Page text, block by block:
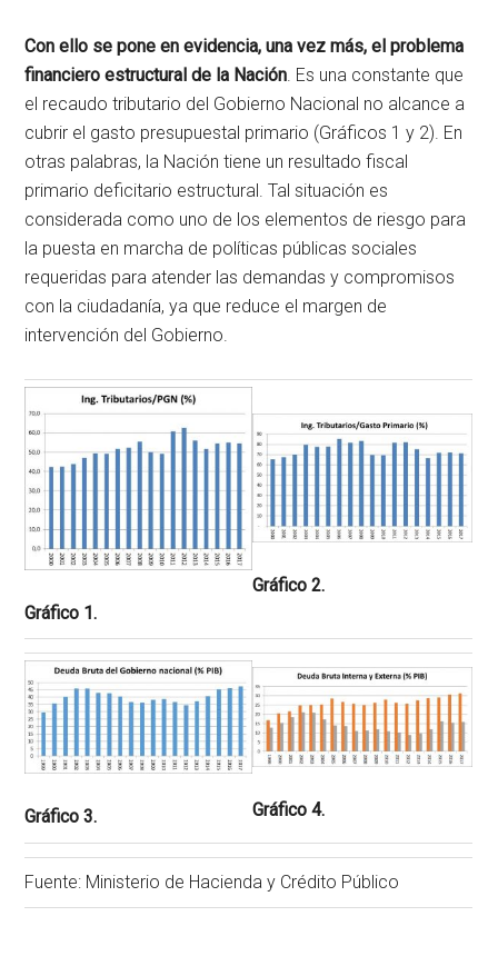
Con ello se pone en evidencia, una vez más, el problema
financiero estructural de la Nación . Es una constante que
el recaudo tributario del Gobierno Nacional no alcance a
cubrir el gasto presupuestal primario (Gráficos 1 y 2). En
otras palabras, la Nación tiene un resultado fiscal
primario deficitario estructural. Tal situación es
considerada como uno de los elementos de riesgo para
la puesta en marcha de políticas públicas sociales
requeridas para atender las demandas y compromisos
con la ciudadanía, ya que reduce el margen de
intervención del Gobierno.
Gráfico 1.
Gráfico 2.
Gráfico 3. Gráfico 4.
Fuente: Ministerio de Hacienda y Crédito Público